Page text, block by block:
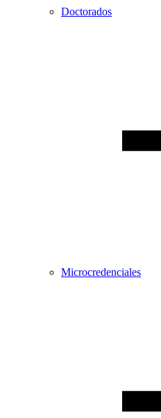
Doctorados
Microcredenciales